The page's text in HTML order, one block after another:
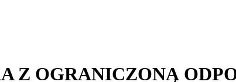
Z OGRANICZONĄ